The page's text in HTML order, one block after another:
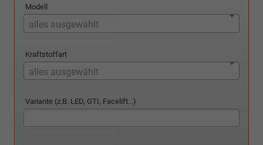
Modell
alles ausgewählt
Kraftstoffart
alles ausgewählt
Variante (z.B. LED, GTI, Facelift...)